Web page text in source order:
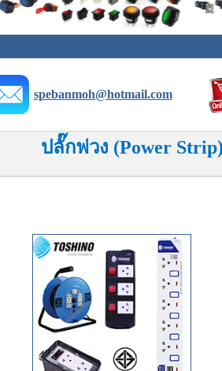
spebanmoh@hotmail.com
ปลั๊กพ่วง (Power